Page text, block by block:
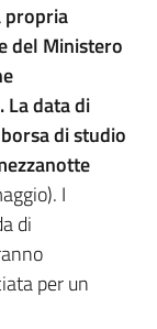
propria
del Ministero
La data di
di studio
I
di
per un